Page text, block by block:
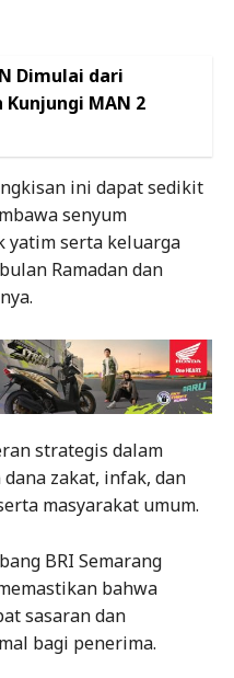
Dimulai dari
Kunjungi MAN 2
ini dapat sedikit
senyum
yatim serta keluarga
Ramadan dan
strategis dalam
zakat, infak, dan
masyarakat umum.
BRI Semarang
bahwa
sasaran dan
bagi penerima.